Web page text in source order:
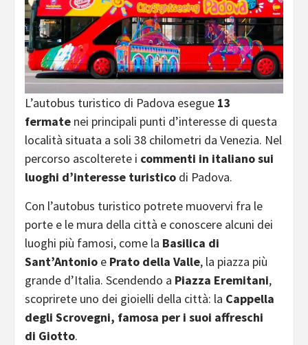
L’autobus turistico di Padova esegue 13
fermate nei principali punti d’interesse di questa
località situata a soli 38 chilometri da Venezia. Nel
percorso ascolterete i commenti in italiano sui
luoghi d’interesse turistico di Padova.
Con l’autobus turistico potrete muovervi fra le
porte e le mura della città e conoscere alcuni dei
luoghi più famosi, come la Basilica di
Sant’Antonio e Prato della Valle, la piazza più
grande d’Italia. Scendendo a Piazza Eremitani,
scoprirete uno dei gioielli della città: la Cappella
degli Scrovegni, famosa per i suoi affreschi
di Giotto.